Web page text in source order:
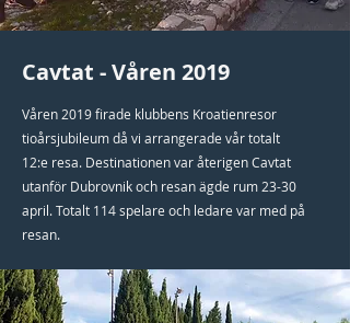
Cavtat - Våren 2019
Våren 2019 firade klubbens Kroatienresor
tioårsjubileum då vi arrangerade vår totalt
12:e resa. Destinationen var återigen Cavtat
utanför Dubrovnik och resan ägde rum 23-30
april. Totalt 114 spelare och ledare var med på
resan.